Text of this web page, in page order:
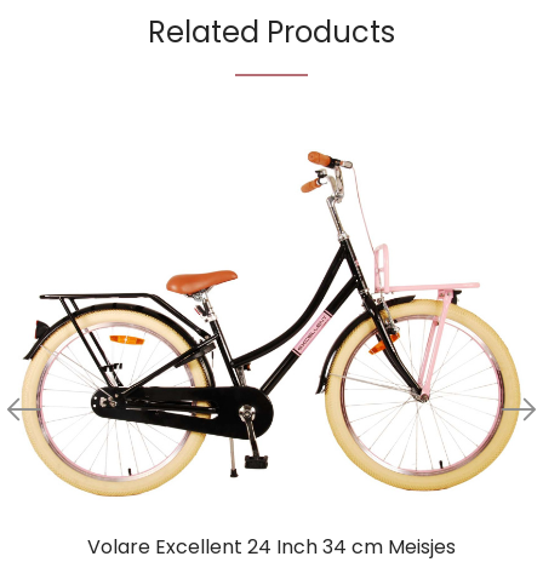
Related Products
Volare Excellent 24 Inch 34 cm Meisjes